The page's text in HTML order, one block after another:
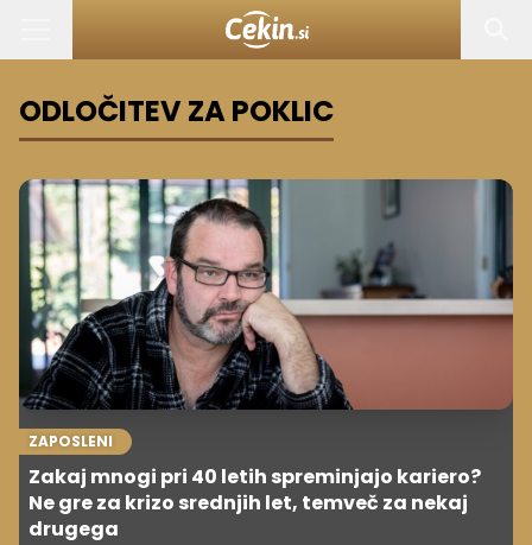
ODLOČITEV ZA POKLIC
ZAPOSLENI
Zakaj mnogi pri 40 letih spreminjajo kariero?
Ne gre za krizo srednjih let, temveč za nekaj
drugega